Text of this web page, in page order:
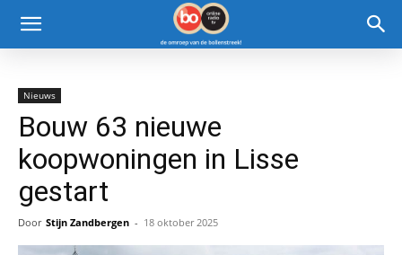
Nieuws
Bouw 63 nieuwe
koopwoningen in Lisse
gestart
Door Stijn Zandbergen - 18 oktober 2025